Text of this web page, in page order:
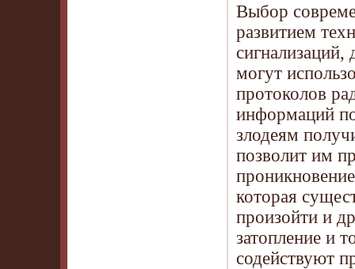
Выбор
развитием
сигнализаций,
могут
протоколов
информаций
злодеям
позволит им
которая
произойти и
затопление и
содействуют